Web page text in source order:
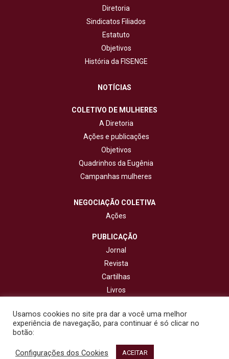
Diretoria
Sindicatos Filiados
Estatuto
Objetivos
História da FISENGE
NOTÍCIAS
COLETIVO DE MULHERES
A Diretoria
Ações e publicações
Objetivos
Quadrinhos da Eugênia
Campanhas mulheres
NEGOCIAÇÃO COLETIVA
Ações
PUBLICAÇÃO
Jornal
Revista
Cartilhas
Livros
CONTATO
© 2020 - Fisenge - Federação Interestadual de Sindicatos de
Usamos cookies no site pra dar a você uma melhor
experiência de navegação, para continuar é só clicar no
botão:
Configurações dos Cookies ACEITAR